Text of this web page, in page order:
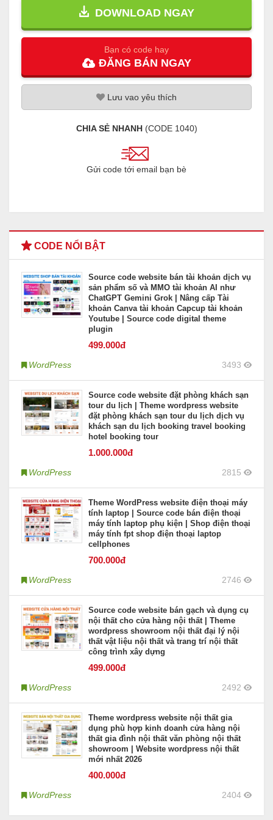
DOWNLOAD NGAY
Bạn có code hay
ĐĂNG BÁN NGAY
Lưu vao yêu thích
CHIA SẺ NHANH(CODE 1040)
Gửi code tới email bạn bè
CODE NỔI BẬT
Source code website bán tài khoản dịch vụ
sản phẩm số và MMO tài khoản AI như
ChatGPT Gemini Grok | Nâng cấp Tài
khoản Canva tài khoản Capcup tài khoản
Youtube | Source code digital theme
plugin
499.000đ
WordPress 3493
Source code website đặt phòng khách sạn
tour du lịch | Theme wordpress website
đặt phòng khách sạn tour du lịch dịch vụ
khách sạn du lịch booking travel booking
hotel booking tour
1.000.000đ
WordPress 2815
Theme WordPress website điện thoại máy
tính laptop | Source code bán điện thoại
máy tính laptop phụ kiện | Shop điện thoại
máy tính fpt shop điện thoại laptop
cellphones
700.000đ
WordPress 2746
Source code website bán gạch và dụng cụ
nội thất cho cửa hàng nội thất | Theme
wordpress showroom nội thất đại lý nội
thất vật liệu nội thất và trang trí nội thất
công trình xây dựng
499.000đ
WordPress 2492
Theme wordpress website nội thất gia
dụng phù hợp kinh doanh cửa hàng nội
thất gia đình nội thất văn phòng nội thất
showroom | Website wordpress nội thất
mới nhất 2026
400.000đ
WordPress 2404